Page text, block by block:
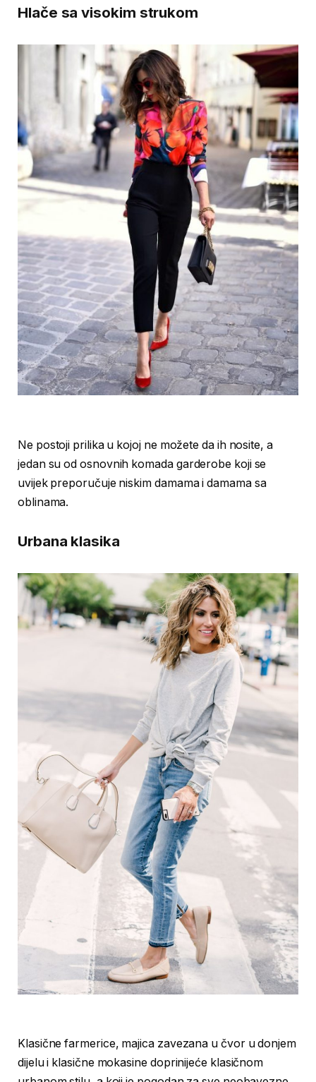
Hlače sa visokim strukom
Ne postoji prilika u kojoj ne možete da ih nosite, a
jedan su od osnovnih komada garderobe koji se
uvijek preporučuje niskim damama i damama sa
oblinama.
Urbana klasika
Klasične farmerice, majica zavezana u čvor u donjem
dijelu i klasične mokasine doprinijeće klasičnom